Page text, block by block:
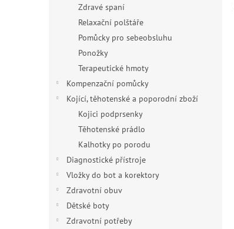
Zdravé spaní
Relaxační polštáře
Pomůcky pro sebeobsluhu
Ponožky
Terapeutické hmoty
Kompenzační pomůcky
Kojící, těhotenské a poporodní zboží
Kojici podprsenky
Těhotenské prádlo
Kalhotky po porodu
Diagnostické přístroje
Vložky do bot a korektory
Zdravotní obuv
Dětské boty
Zdravotní potřeby